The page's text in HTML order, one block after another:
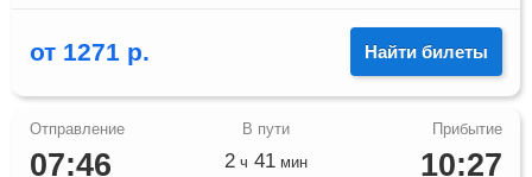
от 1271 р. Найти билеты
07:46 10:27
2 ч 41 мин